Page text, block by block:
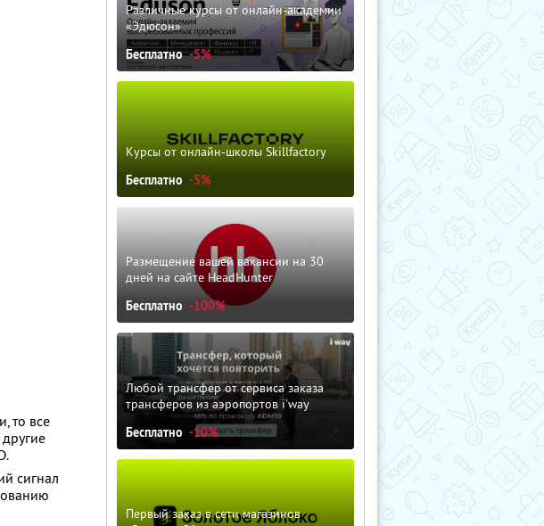
то все
сигнал
Различные курсы от онлайн-академии
«Эдюсон»
Бесплатно -5%
Курсы от онлайн-школы Skillfactory
Бесплатно -5%
Размещение вашей вакансии на 30
дней на сайте HeadHunter
Бесплатно -100%
Любой трансфер от сервиса заказа
трансферов из аэропортов i'way
Бесплатно -10%
Первый заказ в сети магазинов